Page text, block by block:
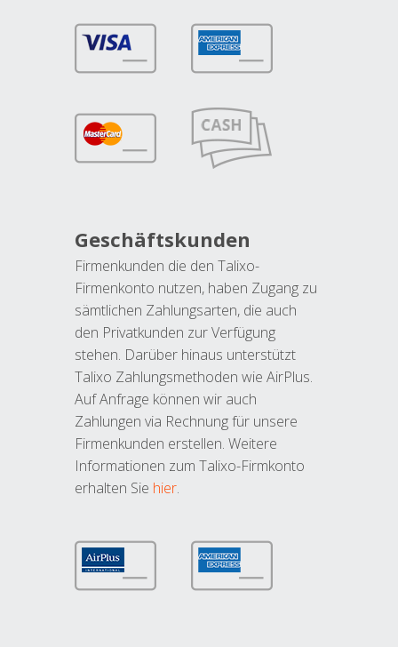
Geschäftskunden
Firmenkunden die den Talixo-
Firmenkonto nutzen, haben Zugang zu
sämtlichen Zahlungsarten, die auch
den Privatkunden zur Verfügung
stehen. Darüber hinaus unterstützt
Talixo Zahlungsmethoden wie AirPlus.
Auf Anfrage können wir auch
Zahlungen via Rechnung für unsere
Firmenkunden erstellen. Weitere
Informationen zum Talixo-Firmkonto
erhalten Sie hier.